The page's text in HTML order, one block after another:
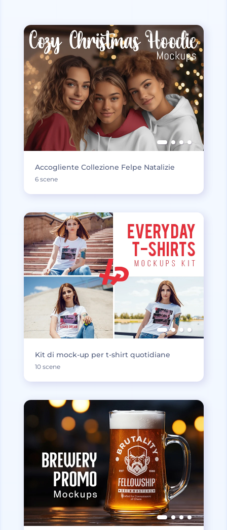
Accogliente Collezione Felpe Natalizie
6 scene
Kit di mock-up per t-shirt quotidiane
10 scene